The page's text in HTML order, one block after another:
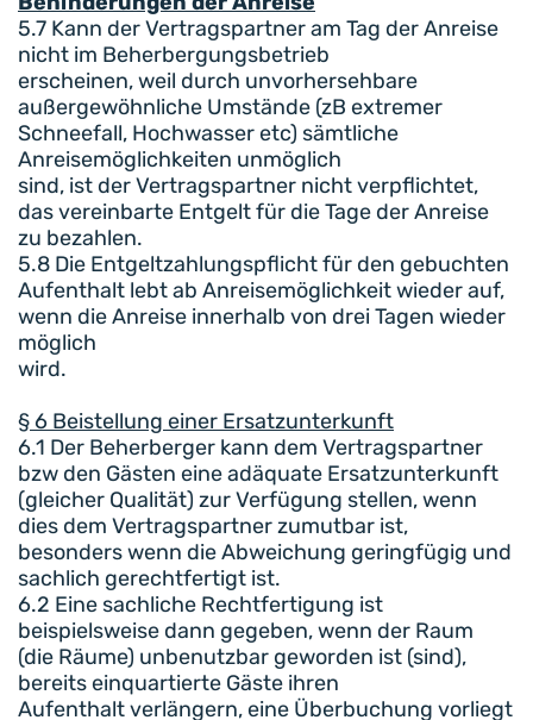
5.7 Kann der Vertragspartner am Tag der Anreise
nicht im Beherbergungsbetrieb
erscheinen, weil durch unvorhersehbare
außergewöhnliche Umstände (zB extremer
Schneefall, Hochwasser etc) sämtliche
Anreisemöglichkeiten unmöglich
sind, ist der Vertragspartner nicht verpflichtet,
das vereinbarte Entgelt für die Tage der Anreise
zu bezahlen.
5.8 Die Entgeltzahlungspflicht für den gebuchten
Aufenthalt lebt ab Anreisemöglichkeit wieder auf,
wenn die Anreise innerhalb von drei Tagen wieder
möglich
wird.
§ 6 Beistellung einer Ersatzunterkunft
6.1 Der Beherberger kann dem Vertragspartner
bzw den Gästen eine adäquate Ersatzunterkunft
(gleicher Qualität) zur Verfügung stellen, wenn
dies dem Vertragspartner zumutbar ist,
besonders wenn die Abweichung geringfügig und
sachlich gerechtfertigt ist.
6.2 Eine sachliche Rechtfertigung ist
beispielsweise dann gegeben, wenn der Raum
(die Räume) unbenutzbar geworden ist (sind),
bereits einquartierte Gäste ihren
Aufenthalt verlängern, eine Überbuchung vorliegt